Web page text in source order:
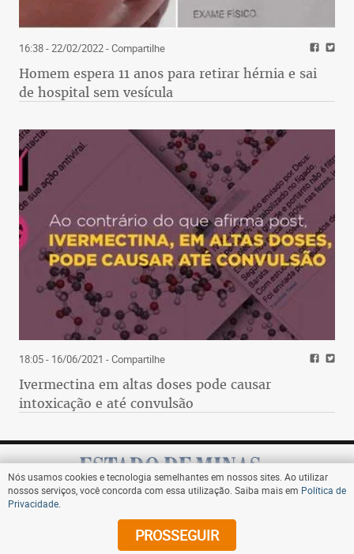
16:38 - 22/02/2022- Compartilhe
Homem espera 11 anos para retirar hérnia e sai
de hospital sem vesícula
18:05 - 16/06/2021 - Compartilhe
Ivermectina em altas doses pode causar
intoxicação e até convulsão
Assine
Nós usamos cookies e tecnologia semelhantes em nossos sites. Ao utilizar
nossos serviços, você concorda com essa utilização. Saiba mais em Política de
Privacidade
PROSSEGUIR